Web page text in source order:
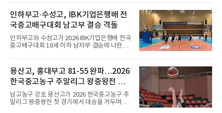
왕조실록에서 반상(盤上)은 확인되지만,
준환(서울시청), 서민규, 김현겸과 여자 싱글 김
채연, 김유재, 이해인, 신지아, 김유성, 윤서진,
윤아선, 김서영, 유영이다.이 가운데 차준환과
서민규, 김채연, 김유재, 이해인, 신지아 6명은 2
개 대회에 초청됐고 나머지는 한 차례만 나선다.
시리즈는 6개 대회로 치러지며 합산 성적 상위 6
명이 그랑프리 파이널에 오른다.차준환은 3차
됐다. 밀라노·코르티나담페초 동계 올림픽에서
한국 남자 싱글 역대 최고
인하부고·수성고, IBK기업은행배 전
국중고배구대회 남고부 결승 격돌
인하부고와 수성고가 2026 IBK기업은행배 전국
중고배구대회 18세 이하 남자부 결승에 나란히
하부고는 5일 충북 제천실내체육관에서 열린 대
회 남자 18세 이하부 준결승에서 남성고를 세트
스코어 3-1(25-17, 17-25, 25-21, 25-17)로 꺾
고 결승행 티켓을 따냈다. 인하부고는 높은 공격
성공률을 앞세워 경기 주도권을 잡으며 승리를
거뒀다.수성고도 준결승에서 속초고를 상대로
안정된 조직력을 바탕으로 3-1(25-23, 25-16,
용산고, 홍대부고 81-55 완파…2026
한국중고농구 주말리그 왕중왕전 첫
승 신고
남고농구 강호 용산고가 2026 한국중고농구 주
말리그 왕중왕전 첫 경기에서 대승을 거두며 순